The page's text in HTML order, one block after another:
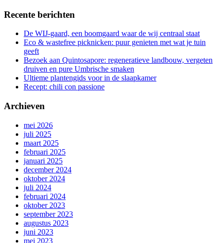
Recente berichten
De WIJ-gaard, een boomgaard waar de wij centraal staat
Eco & wastefree picknicken: puur genieten met wat je tuin
geeft
Bezoek aan Quintosapore: regeneratieve landbouw, vergeten
druiven en pure Umbrische smaken
Ultieme plantengids voor in de slaapkamer
Recept: chili con passione
Archieven
mei 2026
juli 2025
maart 2025
februari 2025
januari 2025
december 2024
oktober 2024
juli 2024
februari 2024
oktober 2023
september 2023
augustus 2023
juni 2023
mei 2023